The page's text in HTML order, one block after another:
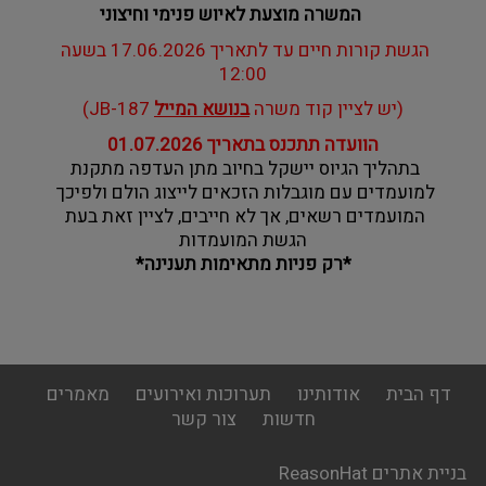
המשרה מוצעת לאיוש פנימי וחיצוני
12:00
(יש לציין קוד משרה בנושא המייל
הוועדה תתכנס בתאריך 01.07.2026
הגשת המועמדות
*רק פניות מתאימות תענינה*
footer
menu
דף הבית אודותינו תערוכות ואירועים
מאמרים
חדשות
צור קשר
בניית אתרים ReasonHat